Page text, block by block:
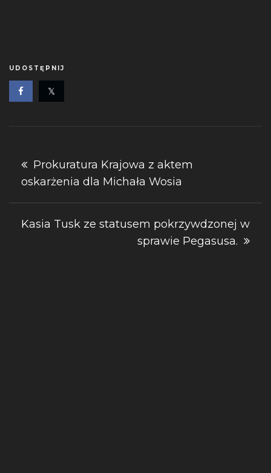
UDOSTĘPNIJ
Nawigacja
wpisu
Prokuratura Krajowa z aktem
oskarżenia dla Michała Wosia
Kasia Tusk ze statusem pokrzywdzonej w
sprawie Pegasusa.